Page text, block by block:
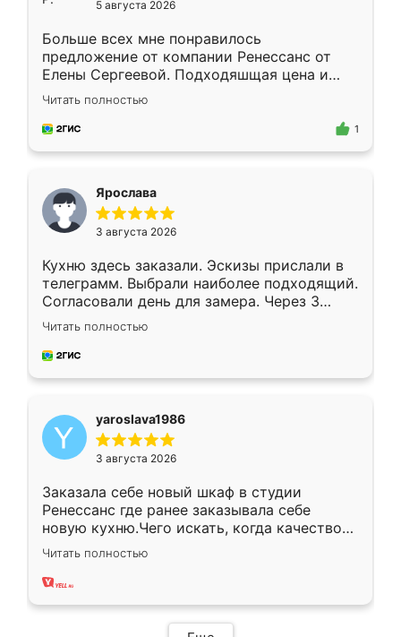
5 августа 2026
Больше всех мне понравилось
предложение от компании Ренессанс от
Елены Сергеевой. Подходяшщая цена и
короткие сроки изготовления. Приехавший
для замера сотрудник Владислав
предложил по моему эскизу самый
Читать полностью
1
Ярослава
3 августа 2026
Кухню здесь заказали. Эскизы прислали в
телеграмм. Выбрали наиболее подходящий.
Согласовали день для замера. Через 3
недели кухня была уже готова. Остались
довольны работой. Спасибо Ренессанс
мебель за качественную работу!
Читать полностью
yaroslava1986
3 августа 2026
Заказала себе новый шкаф в студии
Ренессанс где ранее заказывала себе
новую кухню.Чего искать, когда качеством
вполне довольна. Служит кухня уже почти
два года, нареканий нет.
Читать полностью